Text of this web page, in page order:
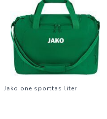
Jako one sporttas liter